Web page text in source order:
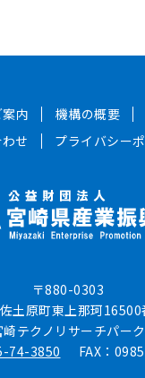
内 機構の概要
せ
プライバシー
〒880-0303
土原町東上那珂16500
崎テクノリサーチパー
74-3850 FAX：